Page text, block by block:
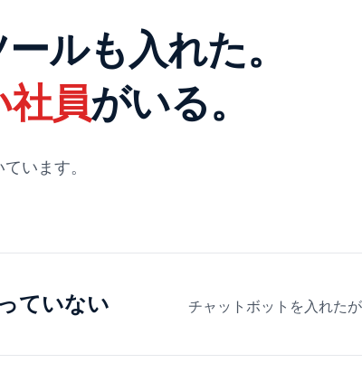
ルも入れた。
員がいる。
います。
ていない チャットボットを入れた